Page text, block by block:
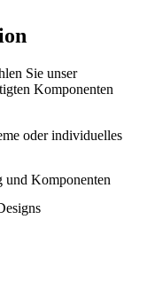
Sie unser
Komponenten
oder individuelles
und Komponenten